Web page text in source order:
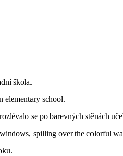
škola.
elementary school.
se po barevných stěnách
spilling over the colorful